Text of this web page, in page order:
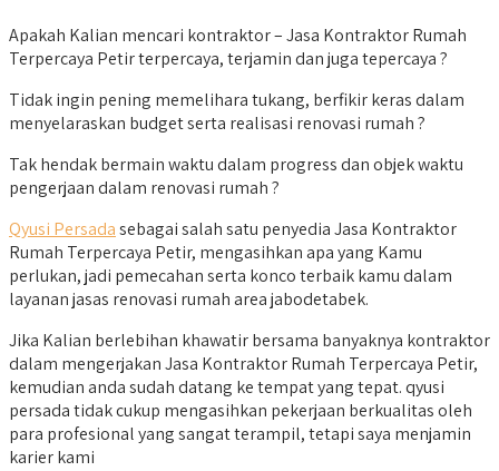
Apakah Kalian mencari kontraktor – Jasa Kontraktor Rumah
Terpercaya Petir terpercaya, terjamin dan juga tepercaya ?
Tidak ingin pening memelihara tukang, berfikir keras dalam
menyelaraskan budget serta realisasi renovasi rumah ?
Tak hendak bermain waktu dalam progress dan objek waktu
pengerjaan dalam renovasi rumah ?
Qyusi Persadasebagai salah satu penyedia Jasa Kontraktor
Rumah Terpercaya Petir, mengasihkan apa yang Kamu
perlukan, jadi pemecahan serta konco terbaik kamu dalam
layanan jasas renovasi rumah area jabodetabek.
Jika Kalian berlebihan khawatir bersama banyaknya kontraktor
dalam mengerjakan Jasa Kontraktor Rumah Terpercaya Petir,
kemudian anda sudah datang ke tempat yang tepat. qyusi
persada tidak cukup mengasihkan pekerjaan berkualitas oleh
para profesional yang sangat terampil, tetapi saya menjamin
karier kami